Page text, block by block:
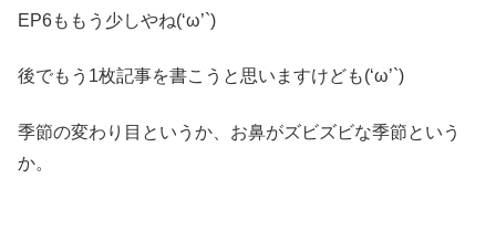
EP6ももう少しやね(‘ω’`)
後でもう1枚記事を書こうと思いますけども(‘ω’`)
季節の変わり目というか、お鼻がズビズビな季節という
か。